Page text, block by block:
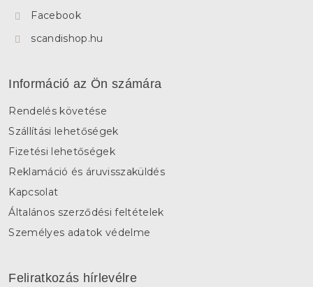
Facebook
scandishop.hu
Információ az Ön számára
Rendelés követése
Szállítási lehetőségek
Fizetési lehetőségek
Reklamáció és áruvisszaküldés
Kapcsolat
Általános szerződési feltételek
Személyes adatok védelme
Feliratkozás hírlevélre